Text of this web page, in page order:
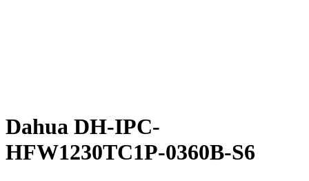
Dahua DH-IPC-
HFW1230TC1P-0360B-S6